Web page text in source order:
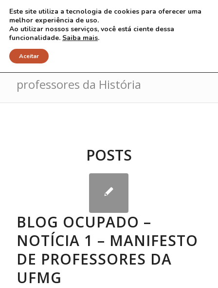
Arquivo para Tag: manifesto
professores da História
POSTS
BLOG OCUPADO –
NOTÍCIA 1 – MANIFESTO
DE PROFESSORES DA
UFMG
Este site utiliza a tecnologia de cookies para oferecer uma
melhor experiência de uso.
Ao utilizar nossos serviços, você está ciente dessa
funcionalidade. Saiba mais.
Aceitar